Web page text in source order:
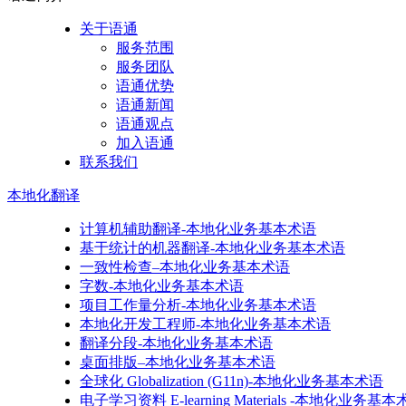
关于语通
服务范围
服务团队
语通优势
语通新闻
语通观点
加入语通
联系我们
本地化翻译
计算机辅助翻译-本地化业务基本术语
基于统计的机器翻译-本地化业务基本术语
一致性检查–本地化业务基本术语
字数-本地化业务基本术语
项目工作量分析-本地化业务基本术语
本地化开发工程师-本地化业务基本术语
翻译分段-本地化业务基本术语
桌面排版–本地化业务基本术语
全球化 Globalization (G11n)-本地化业务基本术语
电子学习资料 E-learning Materials -本地化业务基本